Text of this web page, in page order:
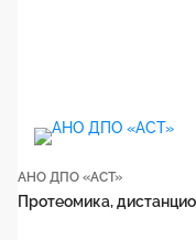
АНО ДПО «АСТ»
Протеомика,